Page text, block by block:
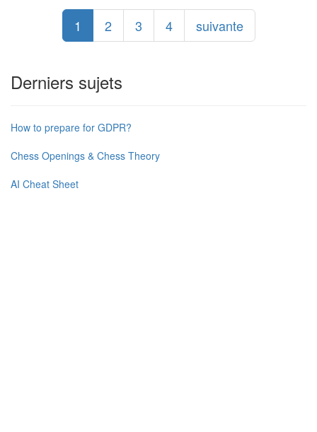
1 2 3 4 suivante
Derniers sujets
How to prepare for GDPR?
Chess Openings & Chess Theory
AI Cheat Sheet